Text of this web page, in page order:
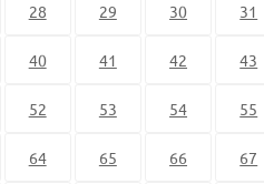
28 29 30 31
40 41 42 43
52 53 54 55
64 65 66 67